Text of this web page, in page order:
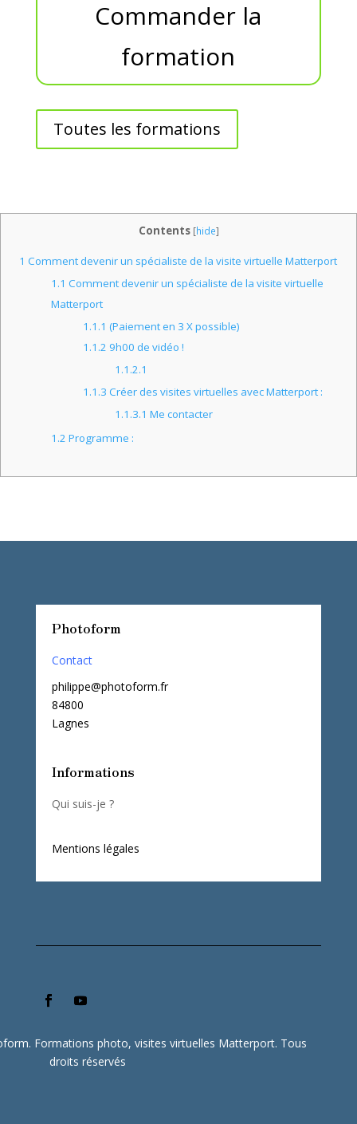
Commander la
formation
Toutes les formations
Contents [hide]
1 Comment devenir un spécialiste de la visite virtuelle Matterport
1.1 Comment devenir un spécialiste de la visite virtuelle
Matterport
1.1.1 (Paiement en 3 X possible)
1.1.2 9h00 de vidéo !
1.1.2.1
1.1.3 Créer des visites virtuelles avec Matterport :
1.1.3.1 Me contacter
1.2 Programme :
Photoform
Contact
philippe@photoform.fr
84800
Lagnes
Informations
Qui suis-je ?
Mentions légales
Formations photo, visites virtuelles Matterport. Tous
droits réservés